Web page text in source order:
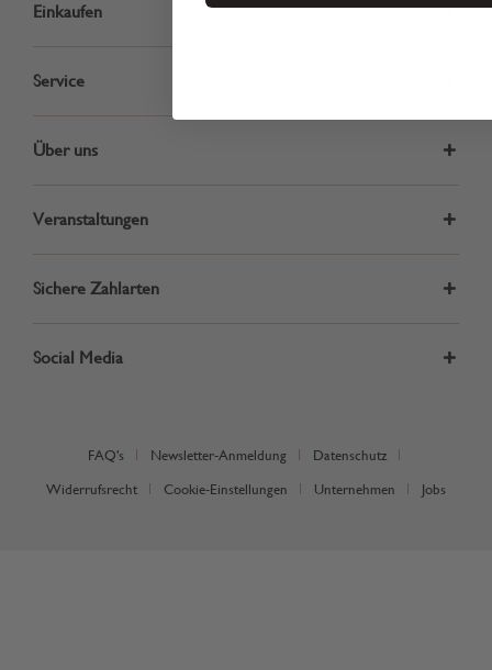
Einkaufen
Service
Über uns
Veranstaltungen
Sichere Zahlarten
Social Media
FAQ's Newsletter-Anmeldung Datenschutz
Widerrufsrecht Cookie-Einstellungen Unternehmen Jobs